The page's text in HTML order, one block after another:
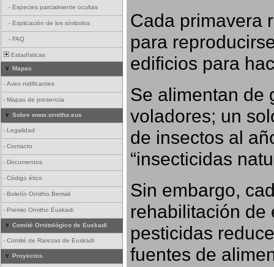
- Especies parcialmente ocultas
- Explicación de los símbolos
- FAQ
Estadísticas
Mapas
- Aves nidificantes
- Mapas de presencia
Sobre www.ornitho.eus
- Legalidad
- Contacto
- Documentos
- Código ético
- Boletín Ornitho Berriak
- Premio Ornitho Euskadi
Comité Ornitológico de Euskadi
- Comité de Rarezas de Euskadi
Proyectos
Cada primavera
para
edificios para
Se alimentan de
voladores; un
de insectos al
“insecticidas
Sin embargo,
rehabilitación de
pesticidas
fuentes de